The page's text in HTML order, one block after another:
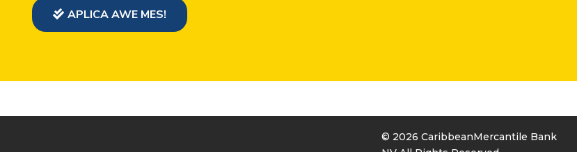
APLICA AWE MES!
© 2026 CaribbeanMercantile Bank